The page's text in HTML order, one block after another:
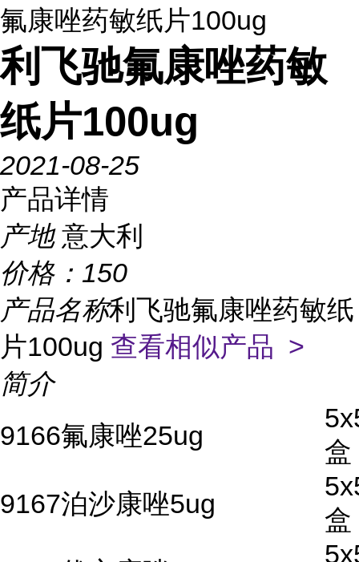
氟康唑药敏纸片100ug
利飞驰氟康唑药敏
纸片100ug
2021-08-25
产品详情
产地 意大利
价格： 150
产品名称利飞驰氟康唑药敏纸
片100ug 查看相似产品 >
简介
9166氟康唑25ug
盒
9167泊沙康唑5ug
盒